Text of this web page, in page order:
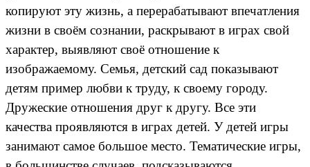
копируют эту жизнь, а перерабатывают впечатления
жизни в своём сознании, раскрывают в играх свой
характер, выявляют своё отношение к
изображаемому. Семья, детский сад показывают
детям пример любви к труду, к своему городу.
Дружеские отношения друг к другу. Все эти
качества проявляются в играх детей. У детей игры
занимают самое большое место. Тематические игры,